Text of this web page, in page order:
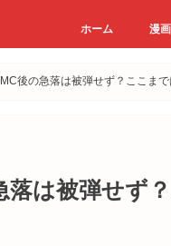
ホーム 漫
後の急落は被弾せず？ここま
落は被弾せず